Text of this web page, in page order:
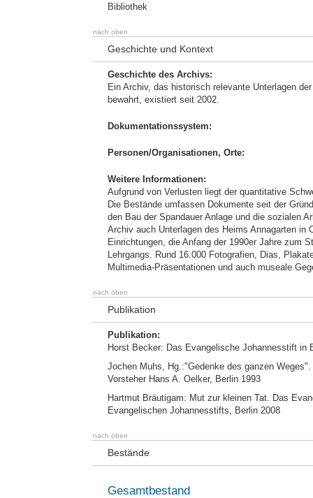
Bibliothek
nach oben
Geschichte und Kontext
Geschichte des Archivs:
Ein Archiv, das historisch relevante Unterlagen
bewahrt, existiert seit 2002.
Dokumentationssystem:
Personen/Organisationen, Orte:
Weitere Informationen:
Aufgrund von Verlusten liegt der quantitative
Die Bestände umfassen Dokumente seit der
den Bau der Spandauer Anlage und die sozialen
Archiv auch Unterlagen des Heims Annagarten in
Einrichtungen, die Anfang der 1990er Jahre zum
Lehrgangs. Rund 16.000 Fotografien, Dias,
Multimedia-Präsentationen und auch museale
nach oben
Publikation
Publikation:
Horst Becker: Das Evangelische Johannesstift in
Jochen Muhs, Hg.:"Gedenke des ganzen
Vorsteher Hans A. Oelker, Berlin 1993
Hartmut Bräutigam: Mut zur kleinen Tat. Das
Evangelischen Johannesstifts, Berlin 2008
nach oben
Bestände
Gesamtbestand